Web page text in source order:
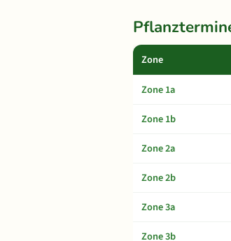
Zone
Zone 1a
Zone 1b
Zone 2a
Zone 2b
Zone 3a
Zone 3b